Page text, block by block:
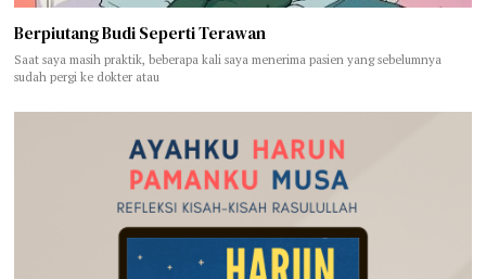
Berpiutang Budi Seperti Terawan
Saat saya masih praktik, beberapa kali saya menerima pasien yang sebelumnya
sudah pergi ke dokter atau